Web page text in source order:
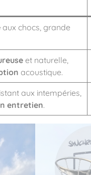
aux chocs, grande
et naturelle,
acoustique.
aux intempéries,
entretien.